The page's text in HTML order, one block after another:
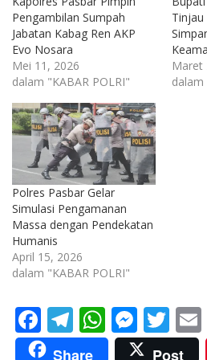
Pengambilan Sumpah
Jabatan Kabag Ren AKP
Evo Nosara
Mei 11, 2026
dalam "KABAR POLRI"
Tinjau
Maret
dalam
Polres Pasbar Gelar
Simulasi Pengamanan
Massa dengan Pendekatan
Humanis
April 15, 2026
dalam "KABAR POLRI"
F
ac
T
el
W
h
M
e
T
w
Share Post